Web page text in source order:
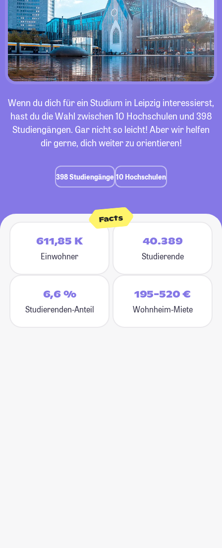
Wenn du dich für ein Studium in Leipzig interessierst,
hast du die Wahl zwischen 10 Hochschulen und 398
Studiengängen. Gar nicht so leicht! Aber wir helfen
dir gerne, dich weiter zu orientieren!
398 Studiengänge 10 Hochschulen
Facts
611,85 K
Einwohner
40.389
Studierende
6,6 %
Studierenden-Anteil
195-520 €
Wohnheim-Miete